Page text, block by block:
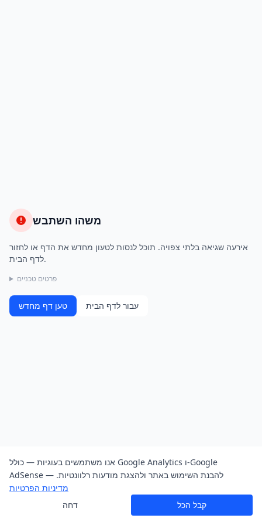
משהו השתבש
אירעה שגיאה בלתי צפויה. תוכל לנסות לטעון מחדש את הדף או לחזור
לדף הבית.
פרטים טכניים
טען דף מחדש עבור לדף הבית
אנו משתמשים בעוגיות — כולל Google Analytics ו-Google
AdSense — להבנת השימוש באתר ולהצגת מודעות רלוונטיות.
מדיניות הפרטיות
דחה
קבל הכל